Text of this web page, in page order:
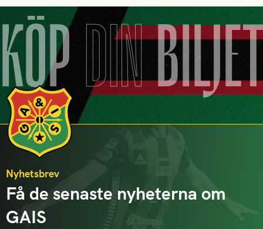
KÖPDIN
Nyhetsbrev
Få de senaste nyheterna om
GAIS